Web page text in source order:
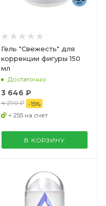
Гель "Свежесть" для
коррекции фигуры 150
мл
Достаточно
3 646 ₽
4 290 ₽ -15%
+ 255 на счет
В КОРЗИНУ